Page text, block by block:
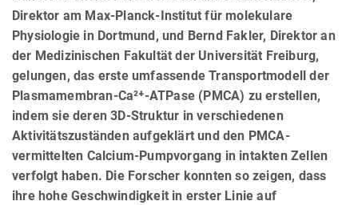
Direktor am Max-Planck-Institut für molekulare
Physiologie in Dortmund, und Bernd Fakler, Direktor an
der Medizinischen Fakultät der Universität Freiburg,
gelungen, das erste umfassende Transportmodell der
Plasmamembran-Ca²⁺-ATPase (PMCA) zu erstellen,
indem sie deren 3D-Struktur in verschiedenen
Aktivitätszuständen aufgeklärt und den PMCA-
vermittelten Calcium-Pumpvorgang in intakten Zellen
verfolgt haben. Die Forscher konnten so zeigen, dass
ihre hohe Geschwindigkeit in erster Linie auf